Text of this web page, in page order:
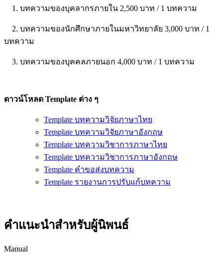
1. บทความของบุคลากรภายใน 2,500 บาท / 1 บทความ
2. บทความของนักศึกษาภายในมหาวิทยาลัย 3,000 บาท / 1
บทความ
3. บทความของบุคคลภายนอก 4,000 บาท / 1 บทความ
ดาวน์โหลด Template ต่าง ๆ
Template บทความวิจัยภาษาไทย
Template บทความวิจัยภาษาอังกฤษ
Template บทความวิชาการภาษาไทย
Template บทความวิชาการภาษาอังกฤษ
Template คำขอส่งบทความ
Template รายงานการปรับแก้บทความ
คำแนะนำสำหรับผู้นิพนธ์
Manual